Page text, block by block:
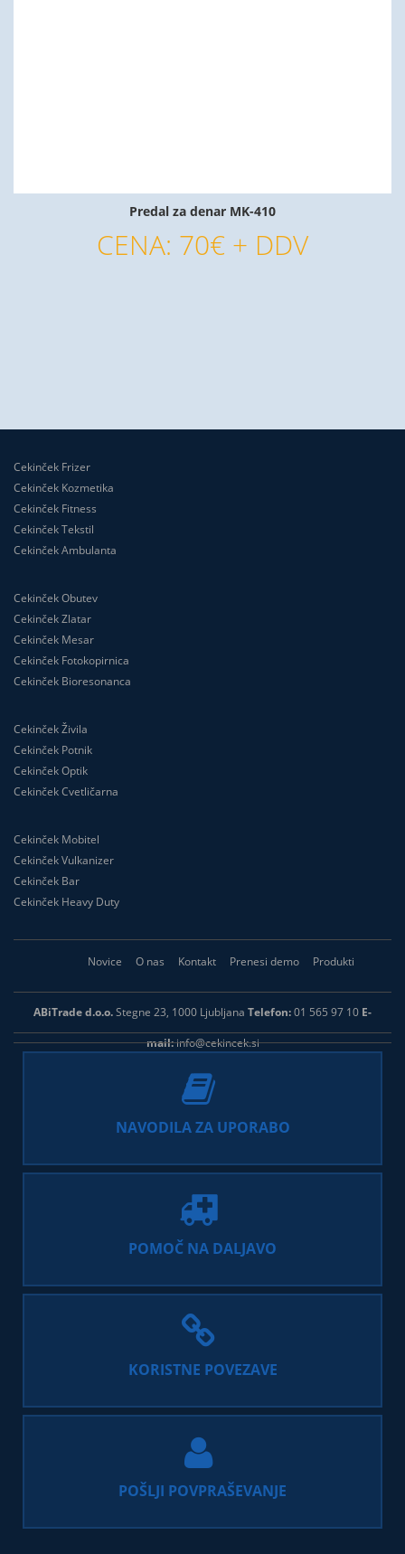
Predal za denar MK-410
CENA: 70€ + DDV
Cekinček Frizer
Cekinček Kozmetika
Cekinček Fitness
Cekinček Tekstil
Cekinček Ambulanta
Cekinček Obutev
Cekinček Zlatar
Cekinček Mesar
Cekinček Fotokopirnica
Cekinček Bioresonanca
Cekinček Živila
Cekinček Potnik
Cekinček Optik
Cekinček Cvetličarna
Cekinček Mobitel
Cekinček Vulkanizer
Cekinček Bar
Cekinček Heavy Duty
Novice O nas Kontakt Prenesi demo Produkti
ABiTrade d.o.o.Stegne 23, 1000 Ljubljana Telefon:01 565 97 10 E-
mail:info@cekincek.si
NAVODILA ZA UPORABO
POMOČ NA DALJAVO
KORISTNE POVEZAVE
POŠLJI POVPRAŠEVANJE